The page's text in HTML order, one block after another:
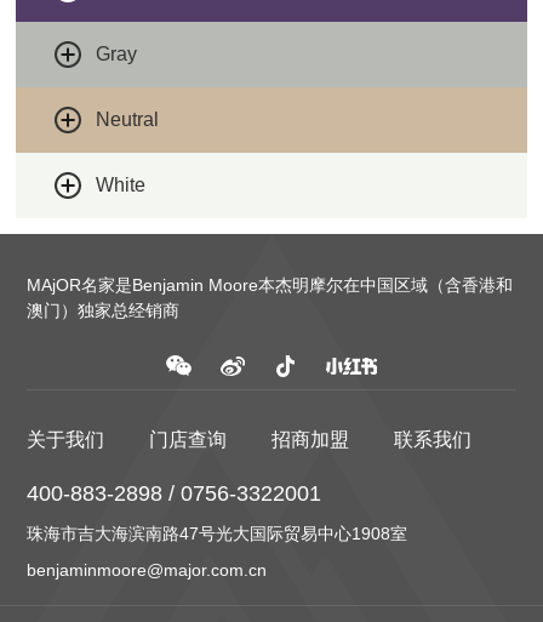
Gray
Neutral
White
MAjOR名家是Benjamin Moore本杰明摩尔在中国区域（含香港和
澳门）独家总经销商
关于我们 门店查询 招商加盟 联系我们
400-883-2898 / 0756-3322001
珠海市吉大海滨南路47号光大国际贸易中心1908室
benjaminmoore@major.com.cn